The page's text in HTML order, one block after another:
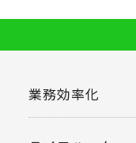
業務効率化